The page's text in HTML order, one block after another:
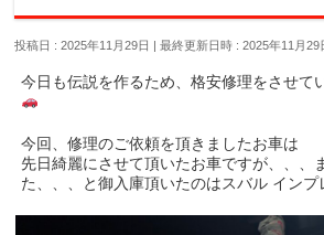
投稿日 : 2025年11月29日 最終更新日時 : 2025年11月29
今日も伝説を作るため、格安修理をさせて
今回、修理のご依頼を頂きましたお車は
先日綺麗にさせて頂いたお車ですが、、、
た、、、と御入庫頂いたのはスバル インプ